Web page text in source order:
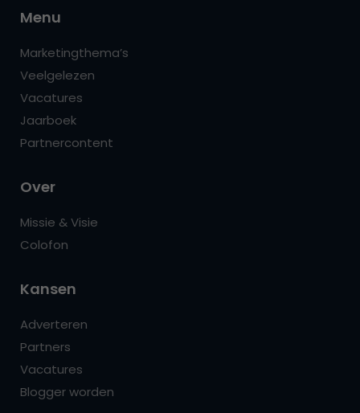
Menu
Marketingthema’s
Veelgelezen
Vacatures
Jaarboek
Partnercontent
Over
Missie & Visie
Colofon
Kansen
Adverteren
Partners
Vacatures
Blogger worden